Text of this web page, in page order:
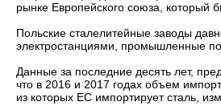
рынке Европейского союза, который
Польские сталелитейные заводы
электростанциями, промышленные
Данные за последние десять лет,
что в 2016 и 2017 годах объем
из которых ЕС импортирует сталь,